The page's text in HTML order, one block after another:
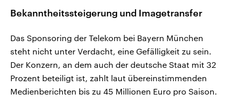
Bekanntheitssteigerung und Imagetransfer
Das Sponsoring der Telekom bei Bayern München
steht nicht unter Verdacht, eine Gefälligkeit zu sein.
Der Konzern, an dem auch der deutsche Staat mit 32
Prozent beteiligt ist, zahlt laut übereinstimmenden
Medienberichten bis zu 45 Millionen Euro pro Saison.